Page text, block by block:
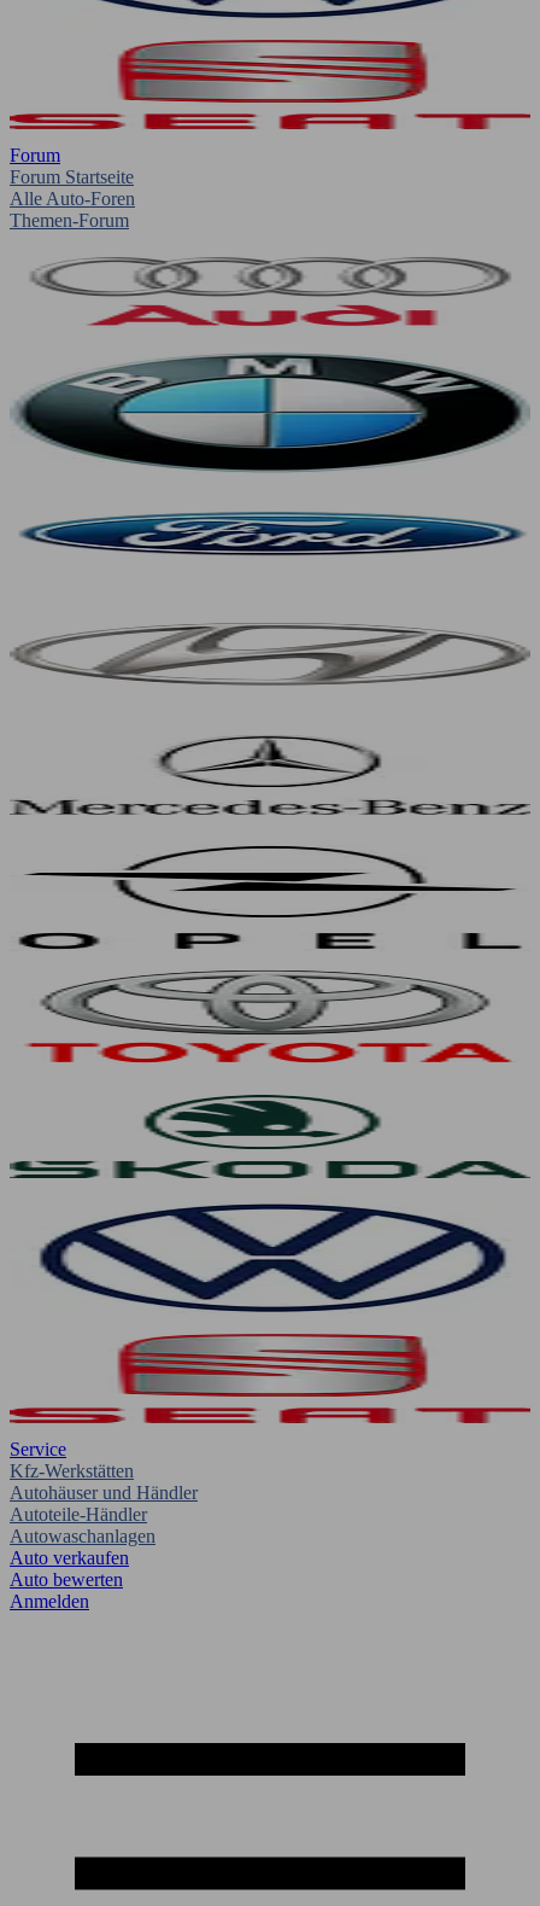
Forum
Forum Startseite
Alle Auto-Foren
Themen-Forum
Service
Kfz-Werkstätten
Autohäuser und Händler
Autoteile-Händler
Autowaschanlagen
Auto verkaufen
Auto bewerten
Anmelden